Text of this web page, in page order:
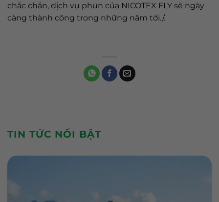
chắc chắn, dịch vụ phun của NICOTEX FLY sẽ ngày
càng thành công trong những năm tới./.
TIN TỨC NỔI BẬT